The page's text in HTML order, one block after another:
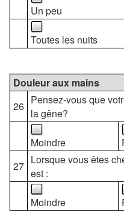
Un peu
Toutes les nuits
Douleur aux mains
26 Pensez-vous que
la gêne?
Moindre
27 Lorsque vous êtes
est :
Moindre